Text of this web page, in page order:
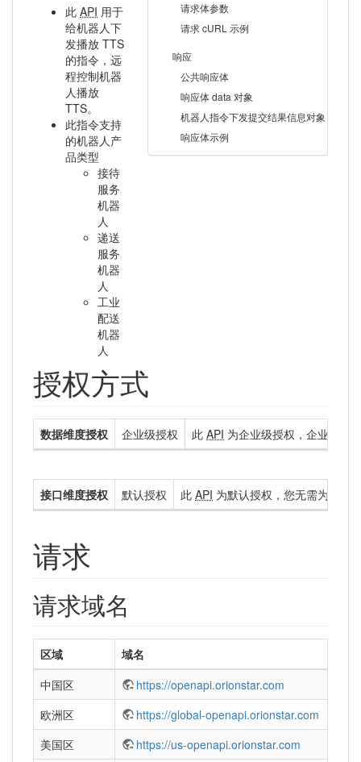
请求体参数
请求 cURL 示例
响应
公共响应体
响应体 data 对象
机器人指令下发提交结果信息对象
响应体示例
此 API 用于
给机器人下
发播放 TTS
的指令，远
程控制机器
人播放
TTS。
此指令支持
的机器人产
品类型
接待
服务
机器
人
递送
服务
机器
人
工业
配送
机器
人
授权方式
数据维度授权 企业级授权 此 API 为企业级授权，企业级授
接口维度授权 默认授权 此 API 为默认授权，您无需为您的
请求
请求域名
区域
域名
中国区
https://openapi.orionstar.com
欧洲区
https://global-openapi.orionstar.com
美国区
https://us-openapi.orionstar.com